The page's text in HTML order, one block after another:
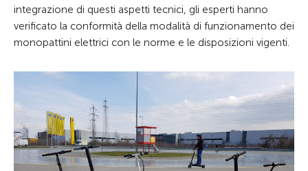
integrazione di questi aspetti tecnici, gli esperti hanno
verificato la conformità della modalità di funzionamento dei
monopattini elettrici con le norme e le disposizioni vigenti.